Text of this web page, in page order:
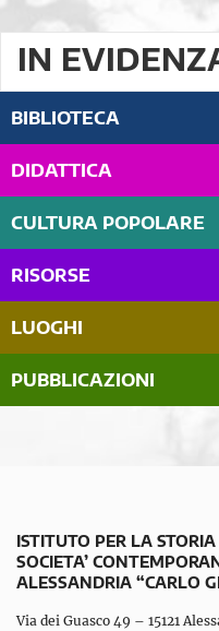
IN
BIBLIOTECA
DIDATTICA
CULTURA POPOLARE
RISORSE
LUOGHI
PUBBLICAZIONI
ISTITUTO PER LA
SOCIETA’
ALESSANDRIA “CARLO
Via dei Guasco 49 – 15121